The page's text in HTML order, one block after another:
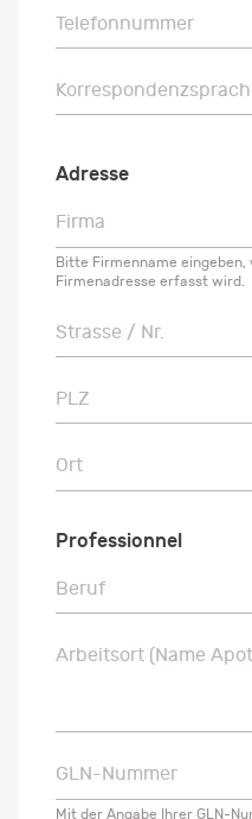
Telefonnummer
Telefonnummer
Korrespondenzsprache
Adresse
Firma
Firma
Bitte Firmenname eingeben,
Firmenadresse erfasst wird.
Strasse / Nr.
Strasse / Nr.
PLZ
PLZ
Ort
Ort
Professionnel
Beruf
Beruf
Arbeitsort (Name
Arbeitsort (Name
GLN-Nummer
GLN-Nummer
Mit der Angabe Ihrer GLN-